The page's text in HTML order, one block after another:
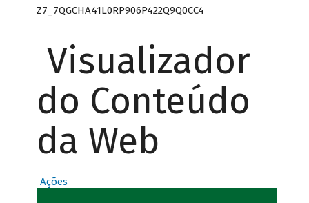
Z7_7QGCHA41L0RP906P422Q9Q0CC4
Visualizador
do Conteúdo
da Web
Ações